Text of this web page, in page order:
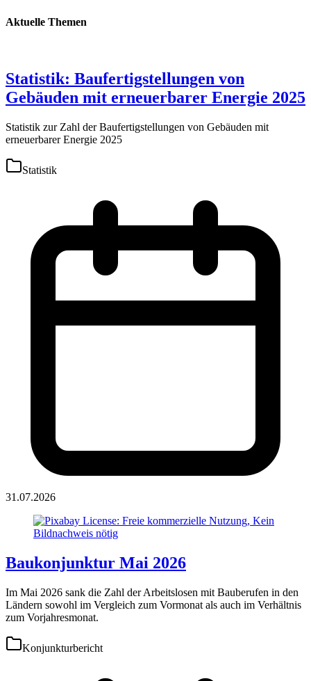
Aktuelle Themen
Statistik: Baufertigstellungen von
Gebäuden mit erneuerbarer Energie 2025
Statistik zur Zahl der Baufertigstellungen von Gebäuden mit
erneuerbarer Energie 2025
Statistik
31.07.2026
Baukonjunktur Mai 2026
Im Mai 2026 sank die Zahl der Arbeitslosen mit Bauberufen in den
Ländern sowohl im Vergleich zum Vormonat als auch im Verhältnis
zum Vorjahresmonat.
Konjunkturbericht